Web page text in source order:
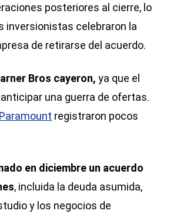
posteriores al cierre, lo
inversionistas celebraron la
de retirarse del acuerdo.
Bros cayeron, ya que el
una guerra de ofertas.
Paramount registraron pocos
en diciembre un acuerdo
, incluida la deuda asumida,
y los negocios de